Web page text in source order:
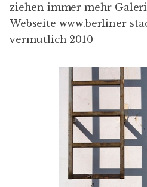
ziehen immer mehr
Webseite www.berliner-
vermutlich 2010